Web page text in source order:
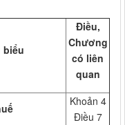
biểu
Điều,
Chương
có liên
quan
Khoản 4
Điều 7